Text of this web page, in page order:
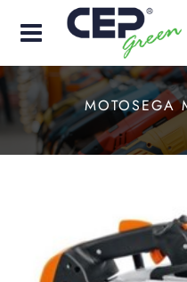
Open
MOTOSEGA